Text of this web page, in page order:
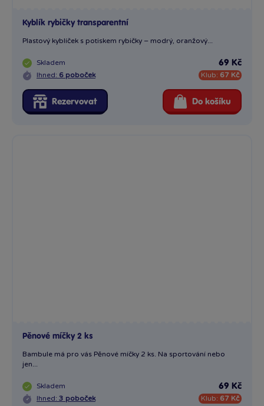
Kyblík rybičky transparentní
Plastový kyblíček s potiskem rybičky – modrý, oranžový...
Skladem
Ihned: 6 poboček
69 Kč
Klub: 67 Kč
Rezervovat Do košíku
Pěnové míčky 2 ks
Bambule má pro vás Pěnové míčky 2 ks. Na sportování nebo
jen...
Skladem
Ihned: 3 poboček
69 Kč
Klub: 67 Kč